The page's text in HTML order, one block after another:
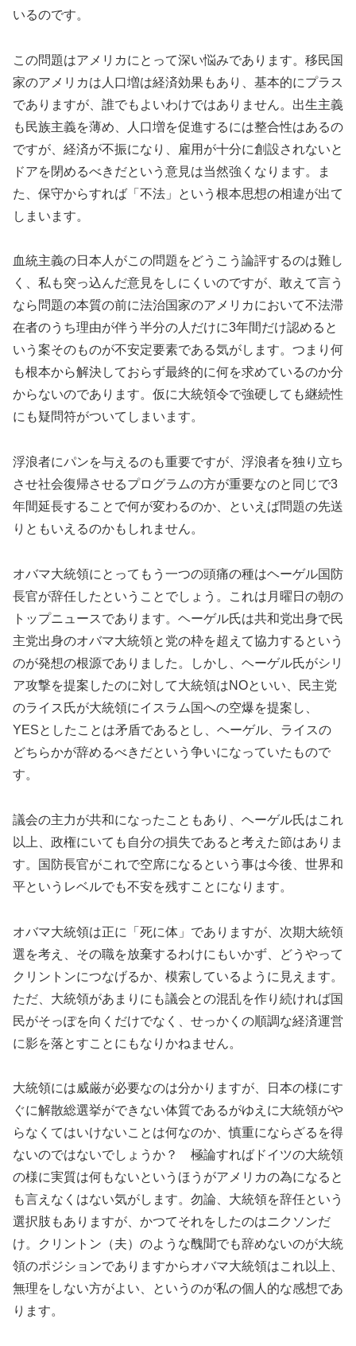
いるのです。
この問題はアメリカにとって深い悩みであります。移民国
家のアメリカは人口増は経済効果もあり、基本的にプラス
でありますが、誰でもよいわけではありません。出生主義
も民族主義を薄め、人口増を促進するには整合性はあるの
ですが、経済が不振になり、雇用が十分に創設されないと
ドアを閉めるべきだという意見は当然強くなります。ま
た、保守からすれば「不法」という根本思想の相違が出て
しまいます。
血統主義の日本人がこの問題をどうこう論評するのは難し
く、私も突っ込んだ意見をしにくいのですが、敢えて言う
なら問題の本質の前に法治国家のアメリカにおいて不法滞
在者のうち理由が伴う半分の人だけに3年間だけ認めると
いう案そのものが不安定要素である気がします。つまり何
も根本から解決しておらず最終的に何を求めているのか分
からないのであります。仮に大統領令で強硬しても継続性
にも疑問符がついてしまいます。
浮浪者にパンを与えるのも重要ですが、浮浪者を独り立ち
させ社会復帰させるプログラムの方が重要なのと同じで3
年間延長することで何が変わるのか、といえば問題の先送
りともいえるのかもしれません。
オバマ大統領にとってもう一つの頭痛の種はヘーゲル国防
長官が辞任したということでしょう。これは月曜日の朝の
トップニュースであります。ヘーゲル氏は共和党出身で民
主党出身のオバマ大統領と党の枠を超えて協力するという
のが発想の根源でありました。しかし、ヘーゲル氏がシリ
ア攻撃を提案したのに対して大統領はNOといい、民主党
のライス氏が大統領にイスラム国への空爆を提案し、
YESとしたことは矛盾であるとし、ヘーゲル、ライスの
どちらかが辞めるべきだという争いになっていたもので
す。
議会の主力が共和になったこともあり、ヘーゲル氏はこれ
以上、政権にいても自分の損失であると考えた節はありま
す。国防長官がこれで空席になるという事は今後、世界和
平というレベルでも不安を残すことになります。
オバマ大統領は正に「死に体」でありますが、次期大統領
選を考え、その職を放棄するわけにもいかず、どうやって
クリントンにつなげるか、模索しているように見えます。
ただ、大統領があまりにも議会との混乱を作り続ければ国
民がそっぽを向くだけでなく、せっかくの順調な経済運営
に影を落とすことにもなりかねません。
大統領には威厳が必要なのは分かりますが、日本の様にす
ぐに解散総選挙ができない体質であるがゆえに大統領がや
らなくてはいけないことは何なのか、慎重にならざるを得
ないのではないでしょうか？ 極論すればドイツの大統領
の様に実質は何もないというほうがアメリカの為になると
も言えなくはない気がします。勿論、大統領を辞任という
選択肢もありますが、かつてそれをしたのはニクソンだ
け。クリントン（夫）のような醜聞でも辞めないのが大統
領のポジションでありますからオバマ大統領はこれ以上、
無理をしない方がよい、というのが私の個人的な感想であ
ります。